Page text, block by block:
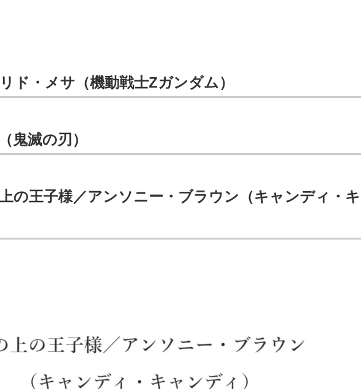
ド・メサ（機動戦士Ζガンダム）
鬼滅の刃）
の王子様／アンソニー・ブラウン（キャンディ・キ